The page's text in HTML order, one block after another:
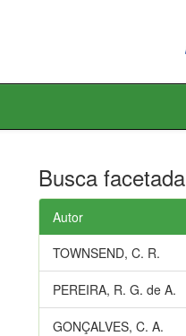
Busca facetada
Autor
TOWNSEND, C. R.
PEREIRA, R. G. de A.
GONÇALVES, C. A.